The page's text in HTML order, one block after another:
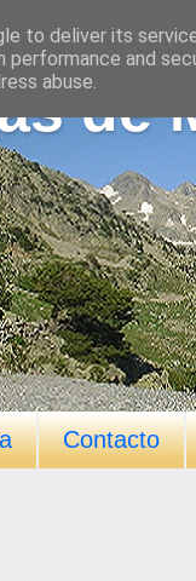
de
Contacto
to deliver its
performance and
abuse.